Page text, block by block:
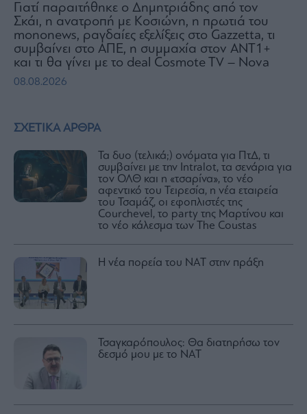
ΣΧΕΤΙΚΑ ΑΡΘΡΑ
Τα δυο (τελικά;) ονόματα για ΠτΔ, τι
συμβαίνει με την Intralot, τα σενάρια για
τον ΟΛΘ και η «τσαρίνα», το νέο
αφεντικό του Τειρεσία, η νέα εταιρεία
του Τσαμάζ, οι εφοπλιστές της
Courchevel, το party της Μαρτίνου και
το νέο κάλεσμα των The Coustas
Η νέα πορεία του ΝΑΤ στην πράξη
Τσαγκαρόπουλος: Θα διατηρήσω τον
δεσμό μου με το ΝΑΤ
Γιατί παραιτήθηκε ο Δημητριάδης από τον
Σκάι, η ανατροπή με Κοσιώνη, η πρωτιά του
mononews, ραγδαίες εξελίξεις στο Gazzetta, τι
συμβαίνει στο ΑΠΕ, η συμμαχία στον ΑΝΤ1+
και τι θα γίνει με το deal Cosmote TV – Nova
08.08.2026